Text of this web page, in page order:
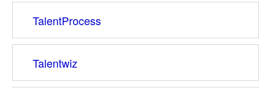
TalentProcess
Talentwiz